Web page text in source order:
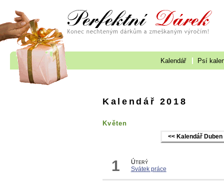
Kalendář Psí
Kalendář 2018
Květen
<< Kalendář Duben
1
Úterý
Svátek práce